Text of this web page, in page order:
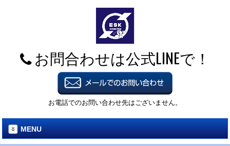
お問合わせは公式LINEで！
お電話でのお問い合わせ先はございません。
MENU